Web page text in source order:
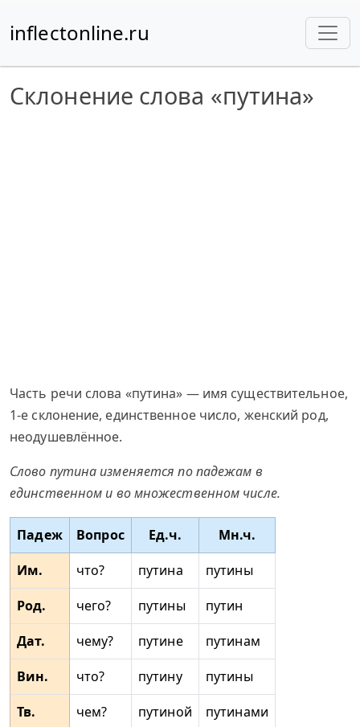
inflectonline.ru
Склонение слова «путина»
Часть речи слова «путина» — имя существительное,
1-е склонение, единственное число, женский род,
неодушевлённое.
Слово путина изменяется по падежам в
единственном и во множественном числе.
Падеж Вопрос Ед.ч.
Мн.ч.
Им.
что? путина
путины
Род.
чего? путины
путин
Дат.
чему? путине
путинам
Вин.
что? путину
путины
Тв.
чем? путиной
путинами